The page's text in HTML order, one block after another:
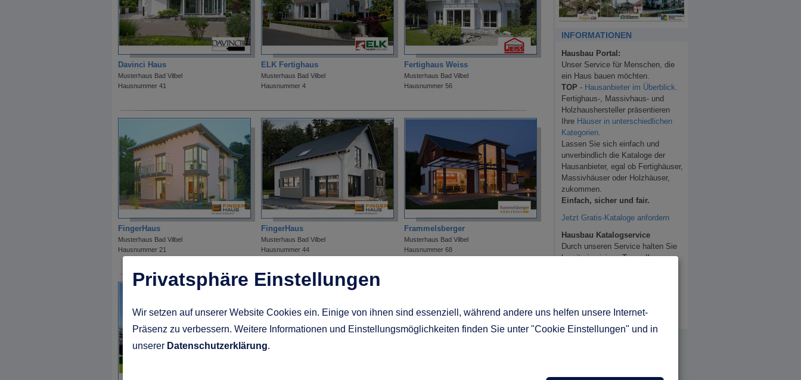
Davinci Haus
Musterhaus Bad Vilbel
Hausnummer 41
ELK Fertighaus
Musterhaus Bad Vilbel
Hausnummer 4
Fertighaus Weiss
Musterhaus Bad Vilbel
Hausnummer 56
FingerHaus
Musterhaus Bad Vilbel
Hausnummer 21
FingerHaus
Musterhaus Bad Vilbel
Hausnummer 44
Frammelsberger
Musterhaus Bad Vilbel
Hausnummer 68
INFORMATIONEN
Hausbau Portal:
Unser Service für Menschen, die
ein Haus bauen möchten.
TOP - Hausanbieter im Überblick
Fertighaus-, Massivhaus- und
Holzhaushersteller präsentieren
Ihre Häuser in unterschiedlichen
Kategorien
Lassen Sie sich einfach und
unverbindlich die Kataloge der
Hausanbieter, egal ob Fertighäuser,
Massivhäuser oder Holzhäuser,
zukommen.
Einfach, sicher und fair.
Jetzt Gratis-Kataloge anfordern
Hausbau Katalogservice
Durch unseren Service halten Sie
bereits in einigen Tagen Ihr
Händen.
Privatsphäre Einstellungen
Wir setzen auf unserer Website Cookies ein. Einige von ihnen sind essenziell, während andere uns helfen unsere Internet-
Präsenz zu verbessern. Weitere Informationen und Einstellungsmöglichkeiten finden Sie unter "Cookie Einstellungen" und in
unserer Datenschutzerklärung.